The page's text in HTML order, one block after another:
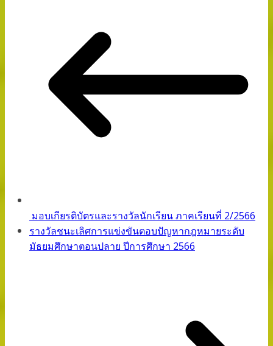
มอบเกียรติบัตรและรางวัลนักเรียน ภาคเรียนที่ 2/2566
รางวัลชนะเลิศการแข่งขันตอบปัญหากฎหมายระดับ
มัธยมศึกษาตอนปลาย ปีการศึกษา 2566